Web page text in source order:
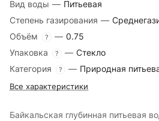
Вид воды — Питьевая
Степень газирования —
Объём
? — 0.75
Упаковка
? — Стекло
Категория
? — Природная
Все характеристики
Байкальская глубинная питьевая